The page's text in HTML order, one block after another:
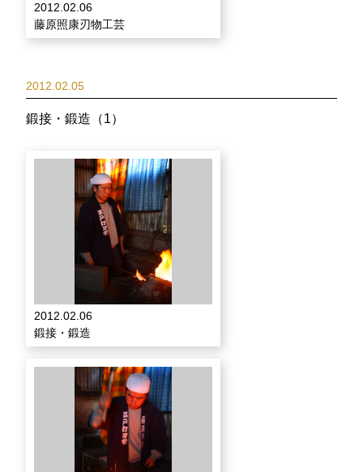
2012.02.06
藤原照康刃物工芸
2012.02.05
鍛接・鍛造（1）
2012.02.06
鍛接・鍛造